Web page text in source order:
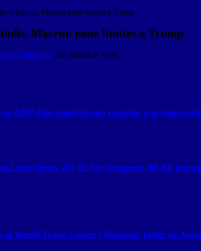
el brindis, Macron pone límites a Trump
Macron pone límites a Trump
un Comentario 202 Puntos de Vista
CNP Fija posición con respecto a la
estuvieron allí: El 1er Congreso del Ají
el World Trade Center | Dictarán Taller de